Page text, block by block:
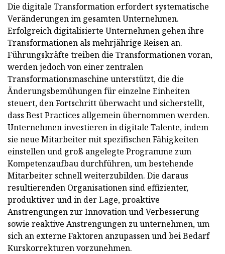
Die digitale Transformation erfordert systematische
Veränderungen im gesamten Unternehmen.
Erfolgreich digitalisierte Unternehmen gehen ihre
Transformationen als mehrjährige Reisen an.
Führungskräfte treiben die Transformationen voran,
werden jedoch von einer zentralen
Transformationsmaschine unterstützt, die die
Änderungsbemühungen für einzelne Einheiten
steuert, den Fortschritt überwacht und sicherstellt,
dass Best Practices allgemein übernommen werden.
Unternehmen investieren in digitale Talente, indem
sie neue Mitarbeiter mit spezifischen Fähigkeiten
einstellen und groß angelegte Programme zum
Kompetenzaufbau durchführen, um bestehende
Mitarbeiter schnell weiterzubilden. Die daraus
resultierenden Organisationen sind effizienter,
produktiver und in der Lage, proaktive
Anstrengungen zur Innovation und Verbesserung
sowie reaktive Anstrengungen zu unternehmen, um
sich an externe Faktoren anzupassen und bei Bedarf
Kurskorrekturen vorzunehmen.